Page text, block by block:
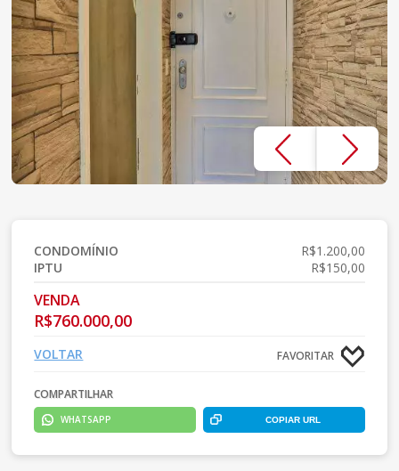
CONDOMÍNIO
R$1.200,00
IPTU
R$150,00
VENDA
R$760.000,00
FAVORITAR
VOLTAR
COMPARTILHAR
WHATSAPP COPIAR URL